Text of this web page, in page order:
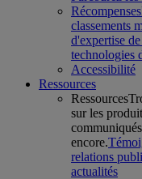
Récompenses
classements
d'expertise
technologies
Accessibilité
Ressources
Ressources
sur les
encore.
relations
actualités